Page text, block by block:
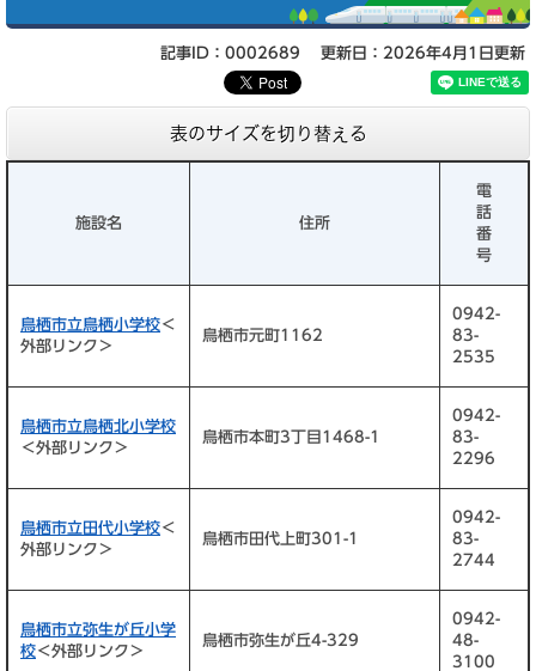
記事ID：0002689 更新日：2026年4月1日更新
表のサイズを切り替える
施設名 住所
電
話
番
号
鳥栖市立鳥栖小学校＜
外部リンク＞
鳥栖市元町1162
0942-
83-
2535
鳥栖市立鳥栖北小学校
＜外部リンク＞
鳥栖市本町3丁目1468-1
0942-
83-
2296
鳥栖市立田代小学校＜
外部リンク＞
鳥栖市田代上町301-1
0942-
83-
2744
鳥栖市立弥生が丘小学
校＜外部リンク＞
鳥栖市弥生が丘4-329
0942-
48-
3100